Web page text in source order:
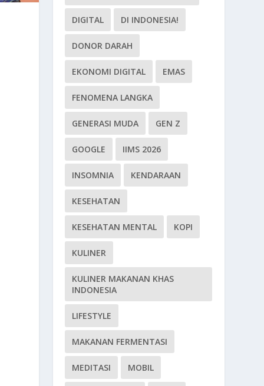
DIGITAL DI INDONESIA!
DONOR DARAH
EKONOMI DIGITAL EMAS
FENOMENA LANGKA
GENERASI MUDA GEN Z
GOOGLE IIMS 2026
INSOMNIA KENDARAAN
KESEHATAN
KESEHATAN MENTAL KOPI
KULINER
KULINER MAKANAN KHAS
INDONESIA
LIFESTYLE
MAKANAN FERMENTASI
MEDITASI MOBIL